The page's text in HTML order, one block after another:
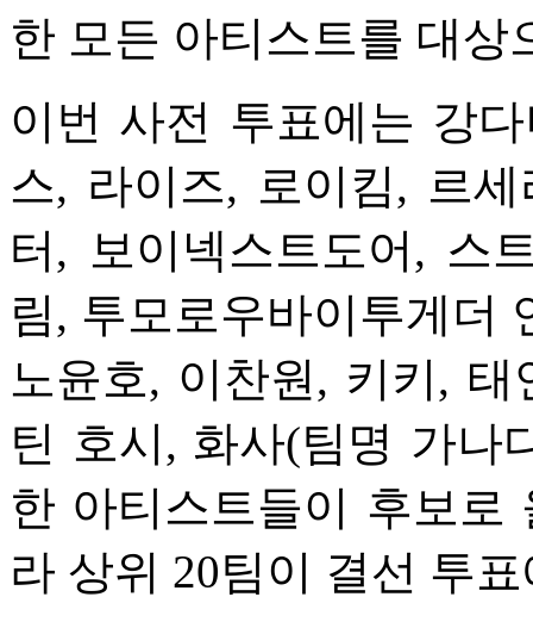
한 모든 아티스트를 대상
이번 사전 투표에는 강
스, 라이즈, 로이킴, 르
터, 보이넥스트도어, 스
림, 투모로우바이투게더
노윤호, 이찬원, 키키,
틴 호시, 화사(팀명 가나
한 아티스트들이 후보로
라 상위 20팀이 결선 투